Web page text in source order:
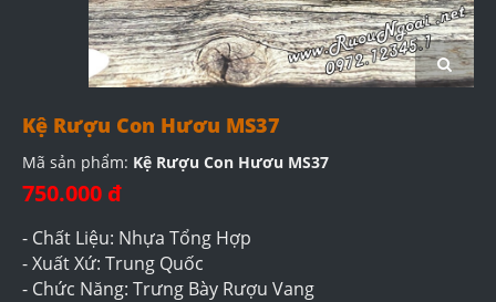
Kệ Rượu Con Hươu MS37
Mã sản phẩm: Kệ Rượu Con Hươu MS37
750.000 đ
- Chất Liệu: Nhựa Tổng Hợp
- Xuất Xứ: Trung Quốc
- Chức Năng: Trưng Bày Rượu Vang